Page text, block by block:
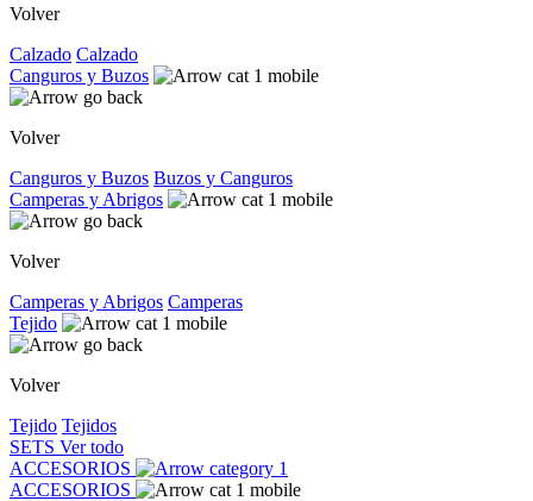
Volver
Calzado Calzado
Canguros y Buzos
Volver
Canguros y Buzos Buzos y Canguros
Camperas y Abrigos
Volver
Camperas y Abrigos Camperas
Tejido
Volver
Tejido Tejidos
SETS Ver todo
ACCESORIOS
ACCESORIOS